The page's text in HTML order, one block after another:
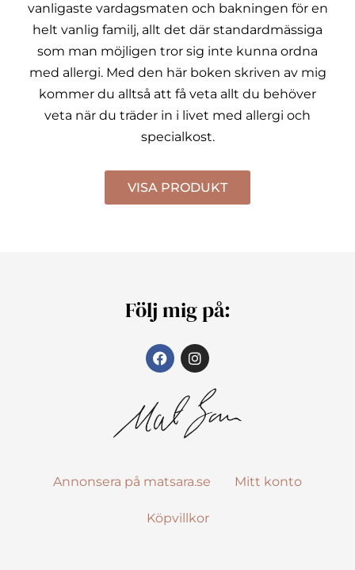
vanligaste vardagsmaten och bakningen för en
helt vanlig familj, allt det där standardmässiga
som man möjligen tror sig inte kunna ordna
med allergi. Med den här boken skriven av mig
kommer du alltså att få veta allt du behöver
veta när du träder in i livet med allergi och
specialkost.
VISA PRODUKT
Följ mig på:
Annonsera på matsara.se Mitt konto
Köpvillkor